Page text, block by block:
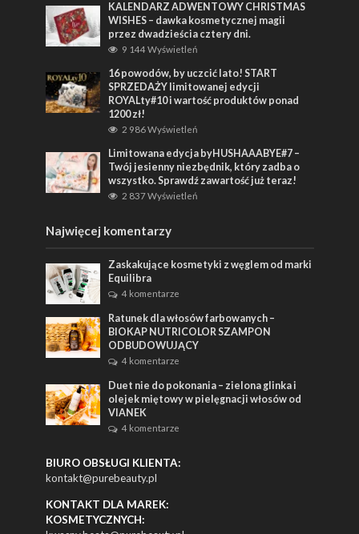
KALENDARZ ADWENTOWY CHRISTMAS
WISHES – dawka kosmetycznej magii
przez dwadzieścia cztery dni.
9 144 Wyświetleń
16 powodów, by uczcić lato! START
SPRZEDAŻY limitowanej edycji
ROYALty#10 i wartość produktów ponad
1200 zł!
2 986 Wyświetleń
Limitowana edycja byHUSHAAABYE#7 –
Twój jesienny niezbędnik, który zadba o
wszystko. Sprawdź zawartość już teraz!
2 837 Wyświetleń
Najwięcej komentarzy
Zaskakujące kosmetyki z węglem od marki
Equilibra
4 komentarze
Ratunek dla włosów farbowanych –
BIOKAP NUTRICOLOR SZAMPON
ODBUDOWUJĄCY
4 komentarze
Duet nie do pokonania – zielona glinka i
olejek miętowy w pielęgnacji włosów od
VIANEK
4 komentarze
BIURO OBSŁUGI KLIENTA:
kontakt@purebeauty.pl
KONTAKT DLA MAREK:
KOSMETYCZNYCH: